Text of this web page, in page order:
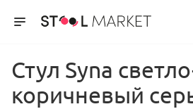
Стул Syna
коричневый